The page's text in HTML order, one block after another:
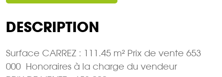
DESCRIPTION
Surface CARREZ : 111.45 m² Prix de vente 653
000  Honoraires à la charge du vendeur